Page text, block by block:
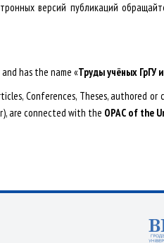
версий публикаций
has the name «Трудыучёных ГрГУ
Conferences, Theses,
are connected with the OPAC of the